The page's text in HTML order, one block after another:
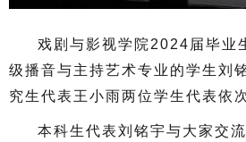
戏剧与影视学院2024届毕业
级播音与主持艺术专业的学生刘
究生代表王小雨两位学生代表依
本科生代表刘铭宇与大家交